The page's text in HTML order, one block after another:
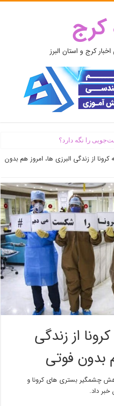
کرج
کرج و استان البرز
را نگه دارد؟
از زندگی البرزی ها، امروز هم بدون
از زندگی
بدون فوتی
چشمگیر بستری های کرونا و
داد.